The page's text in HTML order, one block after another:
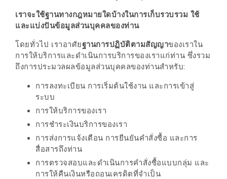
นโยบาย
เป็น
ส่วน
ความ
ส่วน
ตัว
เราจะใช้ฐานทางกฎหมายใดบ้างในการเก็บรวบรวม ใช้
และแบ่งปันข้อมูลส่วนบุคคลของท่าน
โดยทั่วไป เราอาศัยฐานการปฏิบัติตามสัญญาของเราใน
การให้บริการและดำเนินการบริการของเราแก่ท่าน ซึ่งรวม
ถึงการประมวลผลข้อมูลส่วนบุคคลของท่านสำหรับ:
การลงทะเบียน การเริ่มต้นใช้งาน และการเข้าสู่
ระบบ
การให้บริการของเรา
การชำระเงินบริการของเรา
การส่งการแจ้งเตือน การยืนยันคำสั่งซื้อ และการ
สื่อสารถึงท่าน
การตรวจสอบและดำเนินการคำสั่งซื้อแบบกลุ่ม และ
การให้คืนเงินหรือถอนเครดิตที่จำเป็น